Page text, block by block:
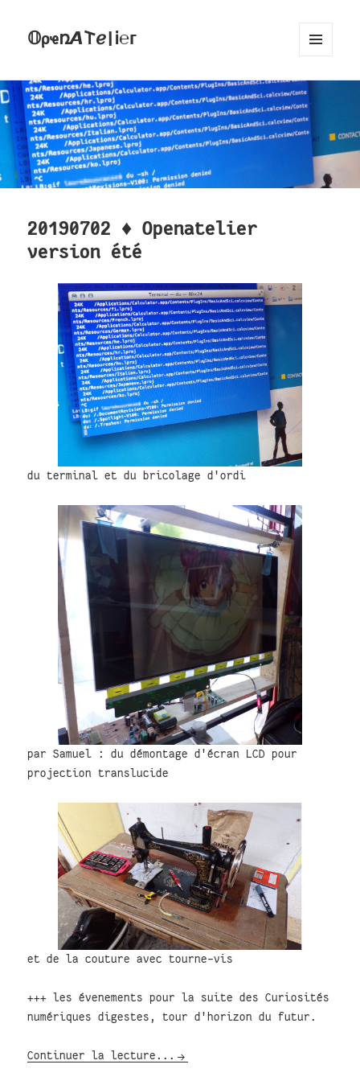
𝕆ρҽռ𝞐𐌕ℯ|Ꭵ℮ᴦ
WIDGETS
20190702 ♦ Openatelier
version été
du terminal et du bricolage d'ordi
par Samuel : du démontage d'écran LCD pour
projection translucide
et de la couture avec tourne-vis
+++ les évenements pour la suite des Curiosités
numériques digestes, tour d'horizon du futur.
Continuer la lecture...